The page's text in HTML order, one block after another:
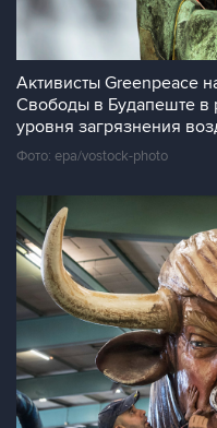
Активисты Greenpeace
Свободы в Будапеште в
уровня загрязнения
Фото: epa/vostock-photo